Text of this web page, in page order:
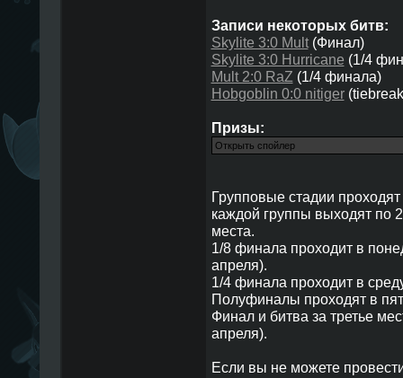
Записи некоторых битв:
Skylite 3:0 Mult(Финал)
Skylite 3:0 Hurricane (1/4
Mult 2:0 RaZ (1/4 финала)
Hobgoblin 0:0 nitiger
Призы:
Групповые стадии
каждой группы выходят по
места.
1/8 финала проходит в
апреля).
1/4 финала проходит в
Полуфиналы проходят в
Финал и битва за третье
апреля).
Если вы не можете